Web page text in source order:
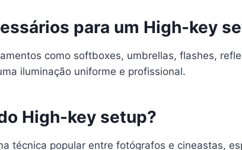
para um High-key
como softboxes, umbrellas, flashes,
iluminação uniforme e profissional.
High-key setup?
técnica popular entre fotógrafos e cineastas,